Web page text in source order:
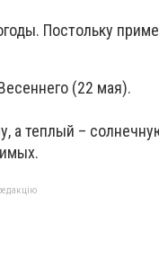
Постольку
(22 мая).
а теплый –